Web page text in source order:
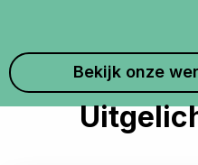
Bekijk onze